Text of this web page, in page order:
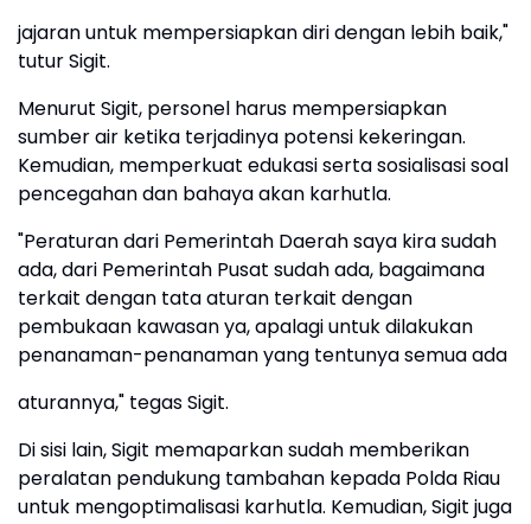
jajaran untuk mempersiapkan diri dengan lebih baik,"
tutur Sigit.
Menurut Sigit, personel harus mempersiapkan
sumber air ketika terjadinya potensi kekeringan.
Kemudian, memperkuat edukasi serta sosialisasi soal
pencegahan dan bahaya akan karhutla.
"Peraturan dari Pemerintah Daerah saya kira sudah
ada, dari Pemerintah Pusat sudah ada, bagaimana
terkait dengan tata aturan terkait dengan
pembukaan kawasan ya, apalagi untuk dilakukan
penanaman-penanaman yang tentunya semua ada
aturannya," tegas Sigit.
Di sisi lain, Sigit memaparkan sudah memberikan
peralatan pendukung tambahan kepada Polda Riau
untuk mengoptimalisasi karhutla. Kemudian, Sigit juga